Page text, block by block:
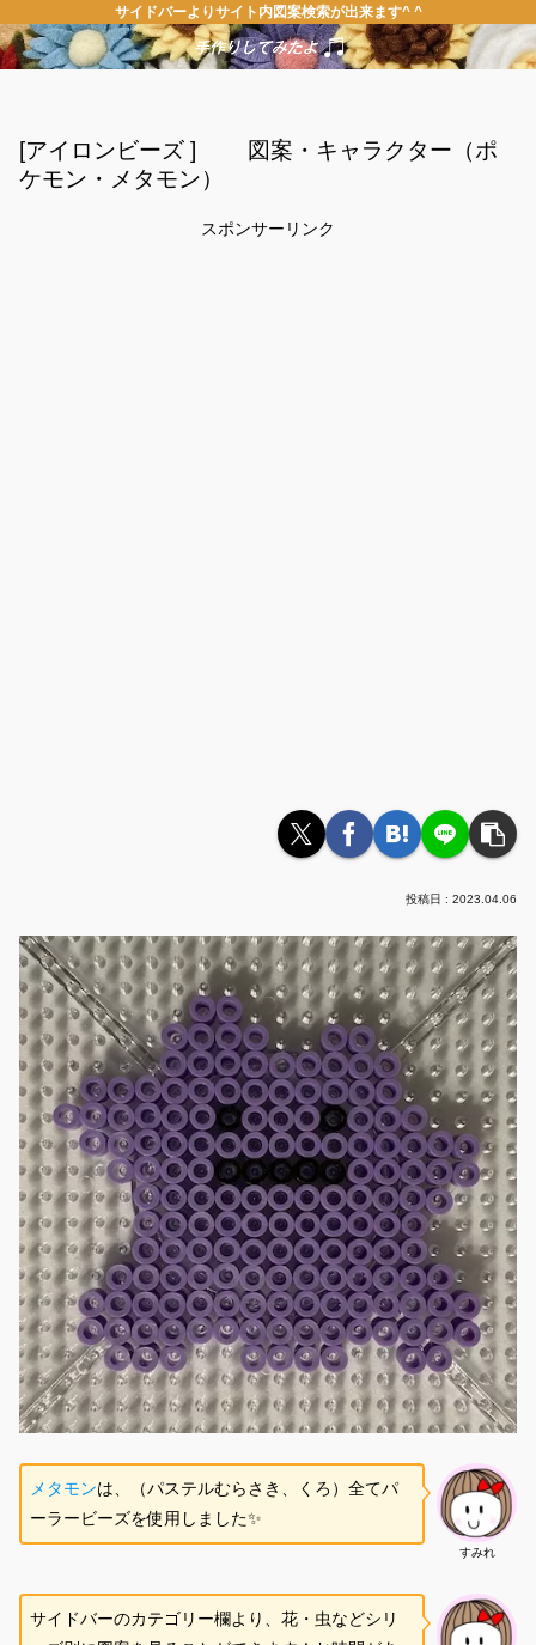
サイドバーよりサイト内図案検索が出来ます^ ^
[アイロンビーズ ] 図案・キャラクター（ポ
ケモン・メタモン）
スポンサーリンク
2023.04.06
すみれ
メタモンは、（パステルむらさき、くろ）全てパ
ーラービーズを使用しました✨
サイドバーのカテゴリー欄より、花・虫などシリ